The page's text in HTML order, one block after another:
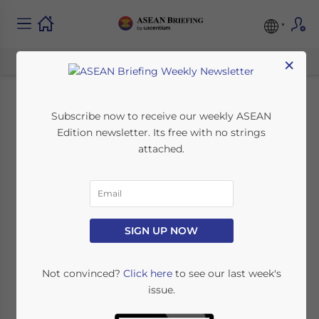
Singapurs
Gesundheitssektor:
Das Tor zum ASEAN-
Gesundheitsmarkt
Reading Time: 6 minutes
Available language
×
Subscribe now to receive our weekly ASEAN
Edition newsletter. Its free with no strings
attached.
SIGN UP NOW
Not convinced? Click hereto see our last week's
issue.